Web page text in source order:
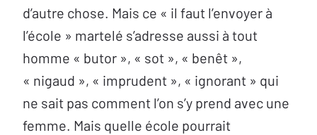
d’autre chose. Mais ce « il faut l’envoyer à
l’école » martelé s’adresse aussi à tout
homme « butor », « sot », « benêt »,
« nigaud », « imprudent », « ignorant » qui
ne sait pas comment l’on s’y prend avec une
femme. Mais quelle école pourrait